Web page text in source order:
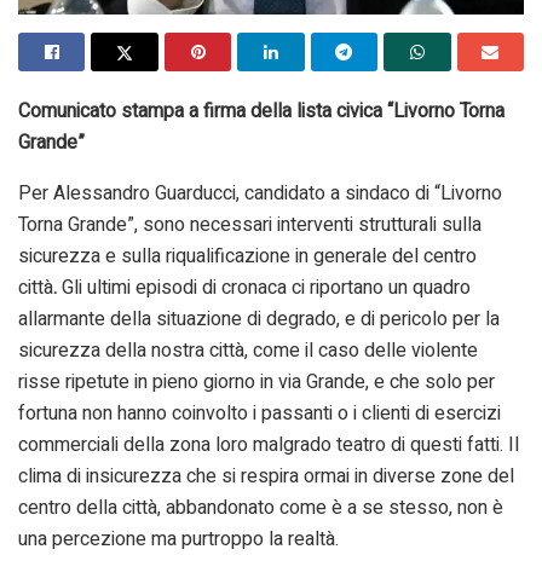
Comunicato stampa a firma della lista civica “Livorno Torna
Grande”
Per Alessandro Guarducci, candidato a sindaco di “Livorno
Torna Grande”, sono necessari interventi strutturali sulla
sicurezza e sulla riqualificazione in generale del centro
città.Gli ultimi episodi di cronaca ci riportano un quadro
allarmante della situazione di degrado, e di pericolo per la
sicurezza della nostra città, come il caso delle violente
risse ripetute in pieno giorno in via Grande, e che solo per
fortuna non hanno coinvolto i passanti o i clienti di esercizi
commerciali della zona loro malgrado teatro di questi fatti. Il
clima di insicurezza che si respira ormai in diverse zone del
centro della città, abbandonato come è a se stesso, non è
una percezione ma purtroppo la realtà.